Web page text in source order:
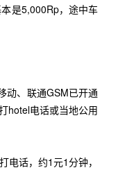
是5,000Rp，途中车
动、联通GSM已开通
hotel电话或当地公用
电话，约1元1分钟，